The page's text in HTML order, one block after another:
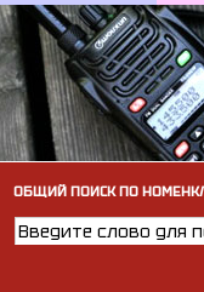
ОБЩИЙ ПОИСК ПО